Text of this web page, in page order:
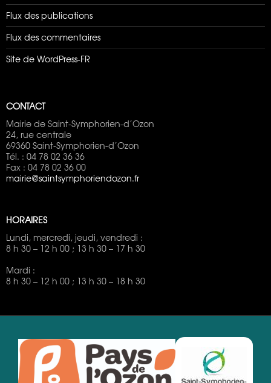
Flux des publications
Flux des commentaires
Site de WordPress-FR
CONTACT
Mairie de Saint-Symphorien-d’Ozon
24, rue centrale
69360 Saint-Symphorien-d’Ozon
Tél. : 04 78 02 36 36
Fax : 04 78 02 36 00
mairie@saintsymphoriendozon.fr
HORAIRES
Lundi, mercredi, jeudi, vendredi :
8 h 30 – 12 h 00 ; 13 h 30 – 17 h 30
Mardi :
8 h 30 – 12 h 00 ; 13 h 30 – 18 h 30